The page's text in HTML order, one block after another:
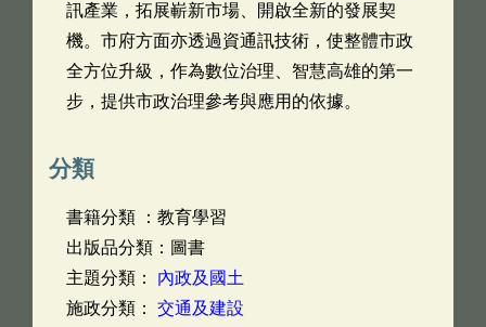
訊產業，拓展嶄新市場、開啟全新的發展契
機。市府方面亦透過資通訊技術，使整體市政
全方位升級，作為數位治理、智慧高雄的第一
步，提供市政治理參考與應用的依據。
分類
書籍分類 ：教育學習
出版品分類：圖書
主題分類： 內政及國土
施政分類： 交通及建設